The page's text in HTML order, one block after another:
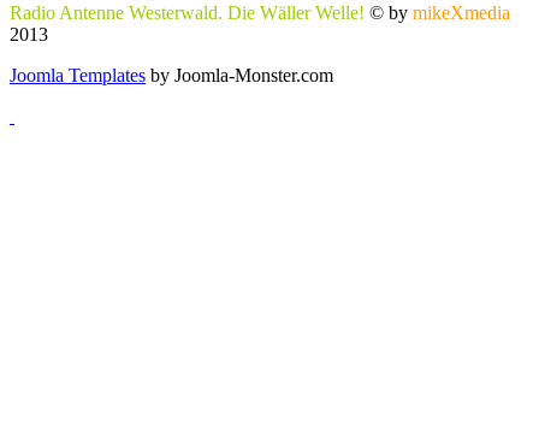
Radio Antenne Westerwald. Die Wäller Welle! © by mikeXmedia
2013
Joomla Templates by Joomla-Monster.com